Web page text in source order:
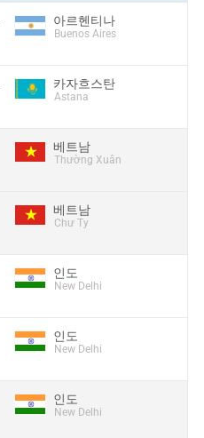
아르헨티나
Buenos Aires
카자흐스탄
Astana
베트남
Thường Xuân
베트남
Chư Ty
인도
New Delhi
인도
New Delhi
인도
New Delhi